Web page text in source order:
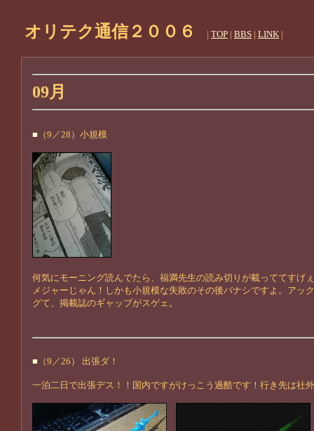
オリテク通信２００６ | TOP | BBS | LINK |
09月
■ （9／28）小規模
何気にモーニング読んでたら、福満先生の読み切りが載っててすげ
メジャーじゃん！しかも小規模な失敗のその後バナシですよ。アッ
グて、掲載誌のギャップがスゲェ。
■ （9／26） 出張ダ！
一泊二日で出張デス！！国内ですがけっこう過酷です！行き先は社